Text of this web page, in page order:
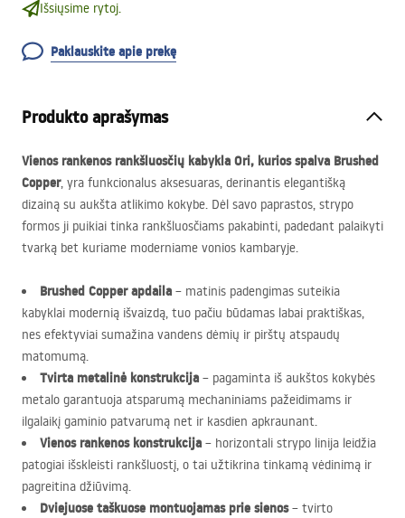
Išsiųsime rytoj.
Paklauskite apie prekę
Produkto aprašymas
Vienos rankenos rankšluosčių kabykla Ori, kurios spalva Brushed
Copper, yra funkcionalus aksesuaras, derinantis elegantišką
dizainą su aukšta atlikimo kokybe. Dėl savo paprastos, strypo
formos ji puikiai tinka rankšluosčiams pakabinti, padedant palaikyti
tvarką bet kuriame moderniame vonios kambaryje.
Brushed Copper apdaila – matinis padengimas suteikia
kabyklai modernią išvaizdą, tuo pačiu būdamas labai praktiškas,
nes efektyviai sumažina vandens dėmių ir pirštų atspaudų
matomumą.
Tvirta metalinė konstrukcija – pagaminta iš aukštos kokybės
metalo garantuoja atsparumą mechaniniams pažeidimams ir
ilgalaikį gaminio patvarumą net ir kasdien apkraunant.
Vienos rankenos konstrukcija – horizontali strypo linija leidžia
patogiai išskleisti rankšluostį, o tai užtikrina tinkamą vėdinimą ir
pagreitina džiūvimą.
Dviejuose taškuose montuojamas prie sienos– tvirto